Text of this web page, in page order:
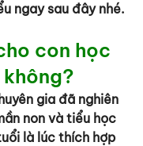
ngay sau đây nhé.
con học
không?
gia đã nghiên
non và tiểu học
là lúc thích hợp